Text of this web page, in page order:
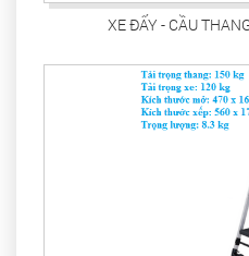
XE ĐẨY - CẦU